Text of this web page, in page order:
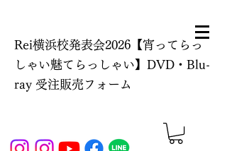
Rei横浜校発表会2026【宵ってらっ
しゃい魅てらっしゃい】DVD・Blu-
ray 受注販売フォーム